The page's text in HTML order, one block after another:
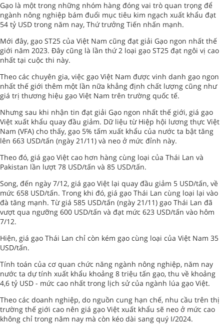
Gạo là một trong những nhóm hàng đóng vai trò quan trọng để
ngành nông nghiệp bám đuổi mục tiêu kim ngạch xuất khẩu đạt
54 tỷ USD trong năm nay, Thứ trưởng Tiến nhấn mạnh.
Mới đây, gạo ST25 của Việt Nam cũng đạt giải Gạo ngon nhất thế
giới năm 2023. Đây cũng là lần thứ 2 loại gạo ST25 đạt ngôi vị cao
nhất tại cuộc thi này.
Theo các chuyên gia, việc gạo Việt Nam được vinh danh gạo ngon
nhất thế giới thêm một lần nữa khẳng định chất lượng cũng như
giá trị thương hiệu gạo Việt Nam trên trường quốc tế.
Nhưng sau khi nhận tin đạt giải Gạo ngon nhất thế giới, giá gạo
Việt xuất khẩu quay đầu giảm. Dữ liệu từ Hiệp hội lương thực Việt
Nam (VFA) cho thấy, gạo 5% tấm xuất khẩu của nước ta bật tăng
lên 663 USD/tấn (ngày 21/11) và neo ở mức đỉnh này.
Theo đó, giá gạo Việt cao hơn hàng cùng loại của Thái Lan và
Pakistan lần lượt 78 USD/tấn và 85 USD/tấn.
Song, đến ngày 7/12, giá gạo Việt lại quay đầu giảm 5 USD/tấn, về
mức 658 USD/tấn. Trong khi đó, giá gạo Thái Lan cùng loại lại vào
đà tăng mạnh. Từ giá 585 USD/tấn (ngày 21/11) gạo Thái Lan đã
vượt qua ngưỡng 600 USD/tấn và đạt mức 623 USD/tấn vào hôm
7/12.
Hiện, giá gạo Thái Lan chỉ còn kém gạo cùng loại của Việt Nam 35
USD/tấn.
Tính toán của cơ quan chức năng ngành nông nghiệp, năm nay
nước ta dự tính xuất khẩu khoảng 8 triệu tấn gạo, thu về khoảng
4,6 tỷ USD - mức cao nhất trong lịch sử của ngành lúa gạo Việt.
Theo các doanh nghiệp, do nguồn cung hạn chế, nhu cầu trên thị
trường thế giới cao nên giá gạo Việt xuất khẩu sẽ neo ở mức cao
không chỉ trong năm nay mà còn kéo dài sang quý I/2024.